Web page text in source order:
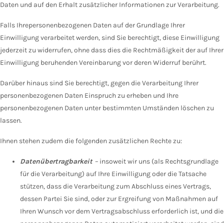
Daten und auf den Erhalt zusätzlicher Informationen zur Verarbeitung.
Falls Ihrepersonenbezogenen Daten auf der Grundlage Ihrer
Einwilligung verarbeitet werden, sind Sie berechtigt, diese Einwilligung
jederzeit zu widerrufen, ohne dass dies die Rechtmäßigkeit der auf Ihrer
Einwilligung beruhenden Vereinbarung vor deren Widerruf berührt.
Darüber hinaus sind Sie berechtigt, gegen die Verarbeitung Ihrer
personenbezogenen Daten Einspruch zu erheben und Ihre
personenbezogenen Daten unter bestimmten Umständen löschen zu
lassen.
Ihnen stehen zudem die folgenden zusätzlichen Rechte zu:
Datenübertragbarkeit – insoweit wir uns (als Rechtsgrundlage
für die Verarbeitung) auf Ihre Einwilligung oder die Tatsache
stützen, dass die Verarbeitung zum Abschluss eines Vertrags,
dessen Partei Sie sind, oder zur Ergreifung von Maßnahmen auf
Ihren Wunsch vor dem Vertragsabschluss erforderlich ist, und die